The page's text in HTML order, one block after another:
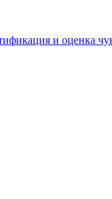
и оценка